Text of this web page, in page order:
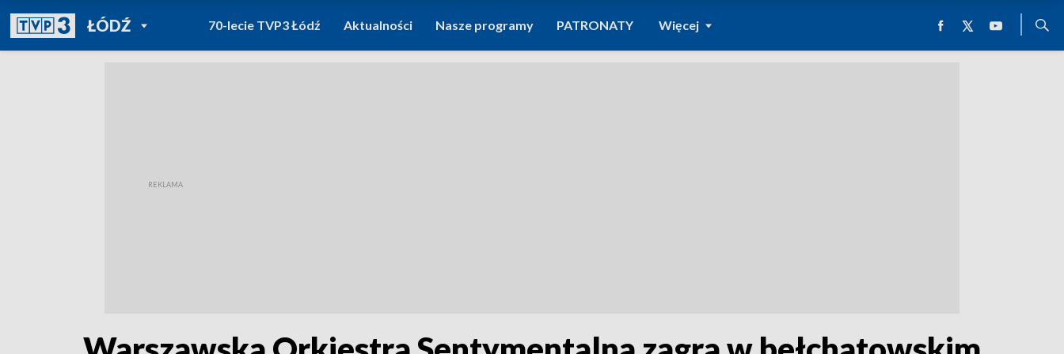
ŁÓDŹPOWRÓT DO
TVP REGIONY
70-lecie TVP3 Łódź Aktualności Nasze programy PATRONATY Więcej